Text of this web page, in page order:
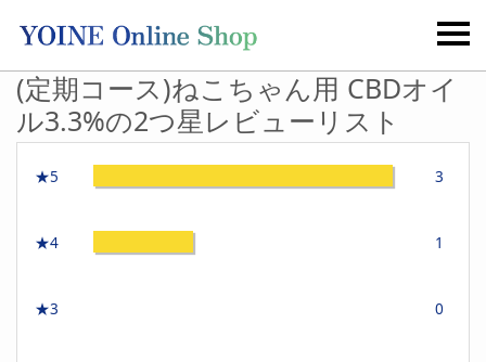
(定期コース)ねこちゃん用 CBDオイ
ル3.3%の2つ星レビューリスト
★5 3
★4 1
★3 0